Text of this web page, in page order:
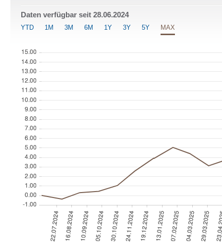
Daten verfügbar seit 28.06.2024
YTD 1M 3M 6M 1Y 3Y 5Y MAX